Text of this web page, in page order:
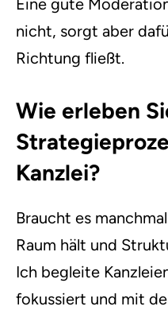
Eine gute
nicht, sorgt aber
Richtung fließt.
Wie erleben
Kanzlei?
Braucht es
Raum hält und
Ich begleite
fokussiert und mit